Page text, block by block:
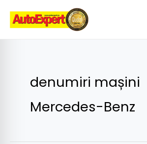
content
denumiri mașini
Mercedes-Benz